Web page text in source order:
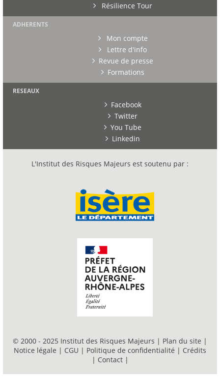
Résilience Tour
ADHERENTS
Mon compte
Lettre d'info
Revue de presse
Formations
RESEAUX
Facebook
Twitter
You Tube
Linkedin
L'Institut des Risques Majeurs est soutenu par :
© 2000 - 2025 Institut des Risques Majeurs | Plan du site |
Notice légale | CGU | Politique de confidentialité | Crédits
| Contact |